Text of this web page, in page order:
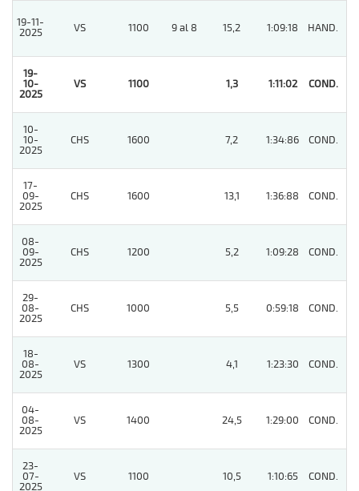
19-11-
2025
VS 1100 9 al 8 15,2 1:09:18 HAND.
19-
10-
2025
VS 1100 1,3 1:11:02 COND.
10-
10-
2025
CHS 1600 7,2 1:34:86 COND.
17-
09-
2025
CHS 1600 13,1 1:36:88 COND.
08-
09-
2025
CHS 1200 5,2 1:09:28 COND.
29-
08-
2025
CHS 1000 5,5 0:59:18 COND.
18-
08-
2025
VS 1300 4,1 1:23:30 COND.
04-
08-
2025
VS 1400 24,5 1:29:00 COND.
23-
07-
2025
VS 1100 10,5 1:10:65 COND.